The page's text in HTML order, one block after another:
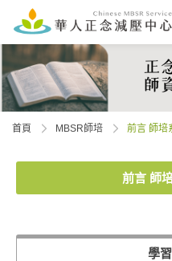
首頁 MBSR師培 前言 師培
前言
學